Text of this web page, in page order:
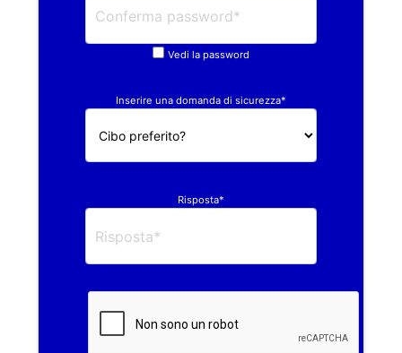
Vedi la password
Inserire una domanda di sicurezza*
Risposta*